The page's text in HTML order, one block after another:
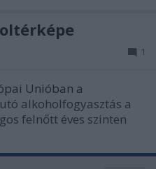
1
Unióban a
alkoholfogyasztás a
felnőtt éves szinten